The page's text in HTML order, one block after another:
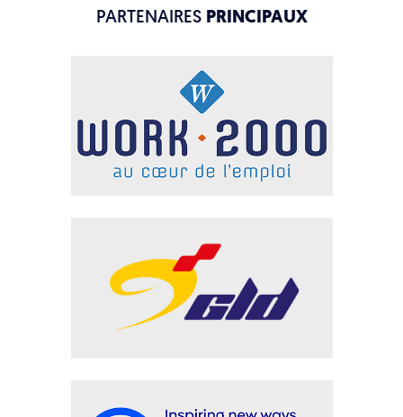
PARTENAIRES PRINCIPAUX